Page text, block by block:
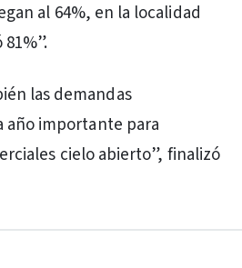
al 64%, en la localidad
las demandas
año importante para
cielo abierto”, finalizó